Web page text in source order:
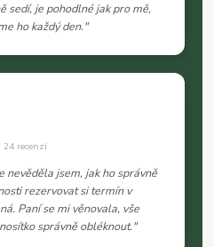
sedí, je pohodlné jak pro mě,
ho každý den."
24 recenzí
nevěděla jsem, jak ho správně
rezervovat si termín v
Paní se mi věnovala, vše
správně obléknout."